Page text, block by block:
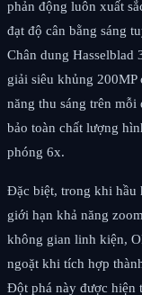
phản động luôn xuất
đạt độ cân bằng sáng
Chân dung
giải siêu khủng
năng thu sáng trên
bảo toàn chất lượng
phóng 6x.
Đặc biệt, trong khi hầu
giới hạn khả năng
không gian linh kiện,
ngoặt khi tích hợp
Đột phá này được hiện